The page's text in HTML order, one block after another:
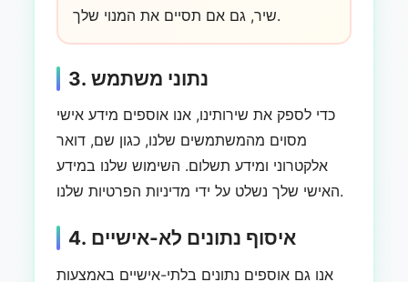
שיר, גם אם תסיים את המנוי שלך.
3. נתוני משתמש
כדי לספק את שירותינו, אנו אוספים מידע אישי
מסוים מהמשתמשים שלנו, כגון שם, דואר
אלקטרוני ומידע תשלום. השימוש שלנו במידע
האישי שלך נשלט על ידי מדיניות הפרטיות שלנו.
4. איסוף נתונים לא-אישיים
אנו גם אוספים נתונים בלתי-אישיים באמצעות